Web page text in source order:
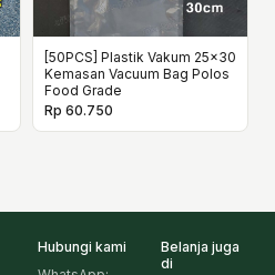
[50PCS] Plastik Vakum 25x30
Kemasan Vacuum Bag Polos
Food Grade
Rp 60.750
Hubungi kami
Belanja juga
di